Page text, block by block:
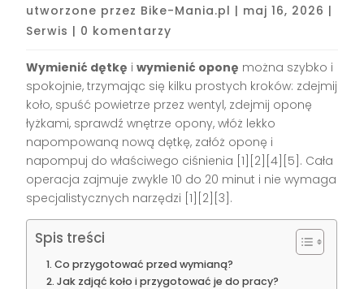
utworzone przez Bike-Mania.pl | maj 16, 2026 |
Serwis | 0 komentarzy
Wymienić dętkę iwymienić oponę można szybko i
spokojnie, trzymając się kilku prostych kroków: zdejmij
koło, spuść powietrze przez wentyl, zdejmij oponę
łyżkami, sprawdź wnętrze opony, włóż lekko
napompowaną nową dętkę, załóż oponę i
napompuj do właściwego ciśnienia [1][2][4][5]. Cała
operacja zajmuje zwykle 10 do 20 minut i nie wymaga
specjalistycznych narzędzi [1][2][3].
Spis treści
Co przygotować przed wymianą?
Jak zdjąć koło i przygotować je do pracy?